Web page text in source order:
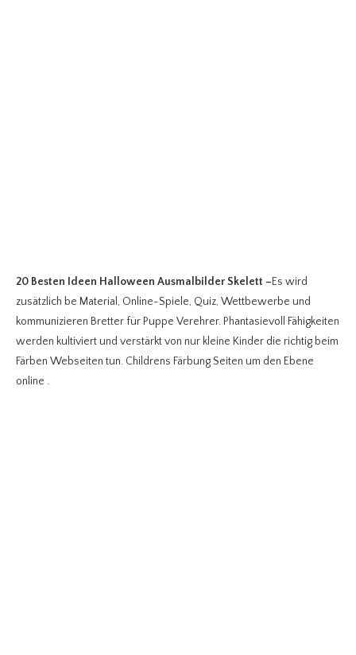
20 Besten Ideen Halloween Ausmalbilder Skelett –Es wird
zusätzlich be Material, Online-Spiele, Quiz, Wettbewerbe und
kommunizieren Bretter für Puppe Verehrer. Phantasievoll Fähigkeiten
werden kultiviert und verstärkt von nur kleine Kinder die richtig beim
Färben Webseiten tun. Childrens Färbung Seiten um den Ebene
online .